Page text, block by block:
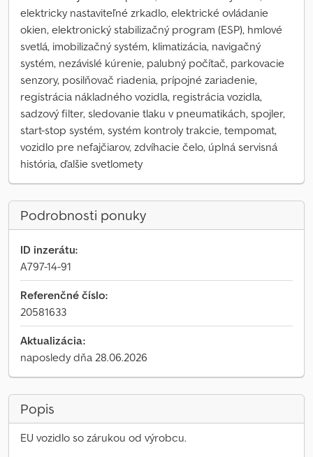
elektricky nastaviteľné zrkadlo, elektrické ovládanie
okien, elektronický stabilizačný program (ESP), hmlové
svetlá, imobilizačný systém, klimatizácia, navigačný
systém, nezávislé kúrenie, palubný počítač, parkovacie
senzory, posilňovač riadenia, prípojné zariadenie,
registrácia nákladného vozidla, registrácia vozidla,
sadzový filter, sledovanie tlaku v pneumatikách, spojler,
start-stop systém, systém kontroly trakcie, tempomat,
vozidlo pre nefajčiarov, zdvíhacie čelo, úplná servisná
história, ďalšie svetlomety
Podrobnosti ponuky
ID inzerátu:
A797-14-91
Referenčné číslo:
20581633
Aktualizácia:
naposledy dňa 28.06.2026
Popis
EU vozidlo so zárukou od výrobcu.